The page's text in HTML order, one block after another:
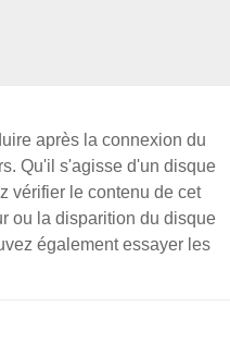
après la connexion du
Qu'il s'agisse d'un disque
vérifier le contenu de cet
ou la disparition du disque
également essayer les